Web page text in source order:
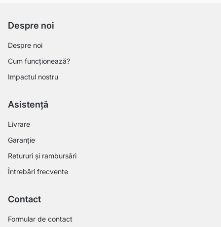
Despre noi
Despre noi
Cum funcționează?
Impactul nostru
Asistență
Livrare
Garanție
Retururi și rambursări
Întrebări frecvente
Contact
Formular de contact